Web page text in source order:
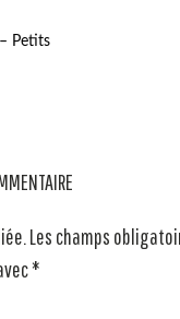
Petits
Les champs
*